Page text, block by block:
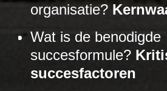
organisatie?
Wat is de benodigde
succesformule?
succesfactoren